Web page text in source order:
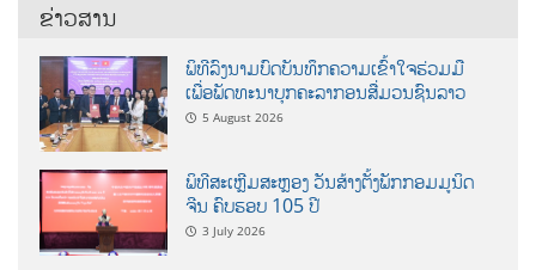
ຂ່າວສານ
ພິທີລົງນາມບົດບັນທຶກຄວາມເຂົ້າໃຈຮ່ວມມື
ເພື່ອພັດທະນາບຸກຄະລາກອນສື່ມວນຊົນລາວ
5 August 2026
ພິທີສະເຫຼີມສະຫຼອງ ວັນສ້າງຕັ້ງພັກກອມມູນິດ
ຈີນ ຄົບຮອບ 105 ປີ
3 July 2026